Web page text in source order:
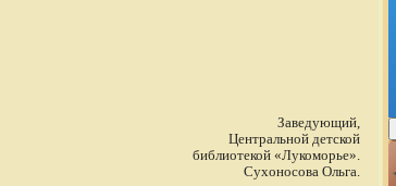
Заведующий,
Центральной детской
библиотекой «Лукоморье».
Сухоносова Ольга.